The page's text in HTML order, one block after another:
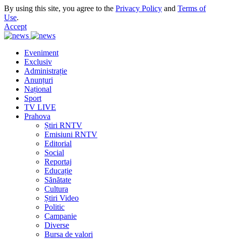
By using this site, you agree to the Privacy Policy and Terms of
Use.
Accept
Eveniment
Exclusiv
Administrație
Anunțuri
Național
Sport
TV LIVE
Prahova
Știri RNTV
Emisiuni RNTV
Editorial
Social
Reportaj
Educație
Sănătate
Cultura
Știri Video
Politic
Campanie
Diverse
Bursa de valori